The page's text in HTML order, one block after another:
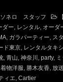
ソネロ スタッフ
ダー レンタル オーダ
ガラパーティー ス
ド東京 レンタルタキ
青山 神奈川 party
着物洋服 勝木友香 放
ィエ Cartier